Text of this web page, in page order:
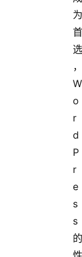
为
首
选
，
W
o
r
d
P
r
e
s
s
的